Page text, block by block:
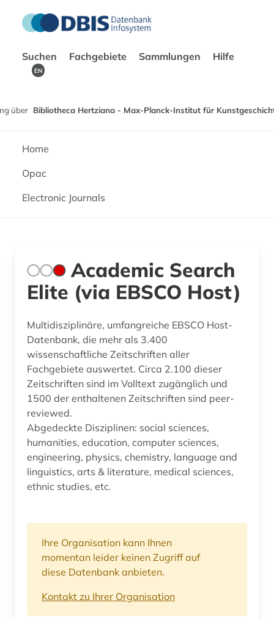
Suchen Fachgebiete Sammlungen Hilfe
EN
über Bibliotheca Hertziana - Max-Planck-Institut für
Home
Opac
Electronic Journals
Academic Search
Elite (via EBSCO Host)
Multidisziplinäre, umfangreiche EBSCO Host-
Datenbank, die mehr als 3.400
wissenschaftliche Zeitschriften aller
Fachgebiete auswertet. Circa 2.100 dieser
Zeitschriften sind im Volltext zugänglich und
1500 der enthaltenen Zeitschriften sind peer-
reviewed.
Abgedeckte Disziplinen: social sciences,
humanities, education, computer sciences,
engineering, physics, chemistry, language and
linguistics, arts & literature, medical sciences,
ethnic studies, etc.
Ihre Organisation kann Ihnen
momentan leider keinen Zugriff auf
diese Datenbank anbieten.
Kontakt zu Ihrer Organisation